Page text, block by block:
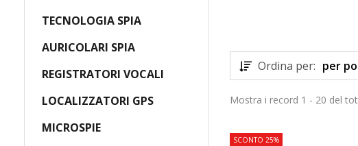
Ordina per: per
Mostra i record 1 - 20 del
SCONTO 25%
TECNOLOGIA SPIA
AURICOLARI SPIA
REGISTRATORI VOCALI
LOCALIZZATORI GPS
MICROSPIE